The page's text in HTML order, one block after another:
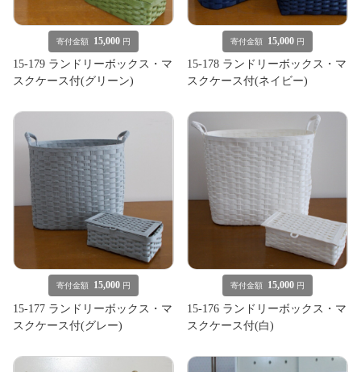
寄付金額 15,000 円
15-179 ランドリーボックス・マ
スクケース付(グリーン)
寄付金額 15,000 円
15-178 ランドリーボックス・マ
スクケース付(ネイビー)
寄付金額 15,000 円
15-177 ランドリーボックス・マ
スクケース付(グレー)
寄付金額 15,000 円
15-176 ランドリーボックス・マ
スクケース付(白)